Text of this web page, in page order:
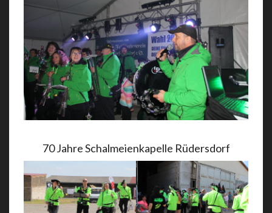
70 Jahre Schalmeienkapelle Rüdersdorf